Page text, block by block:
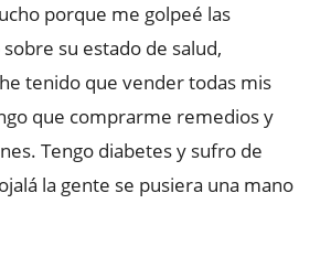
porque me golpeé las
su estado de salud,
tenido que vender todas mis
que comprarme remedios y
Tengo diabetes y sufro de
la gente se pusiera una mano